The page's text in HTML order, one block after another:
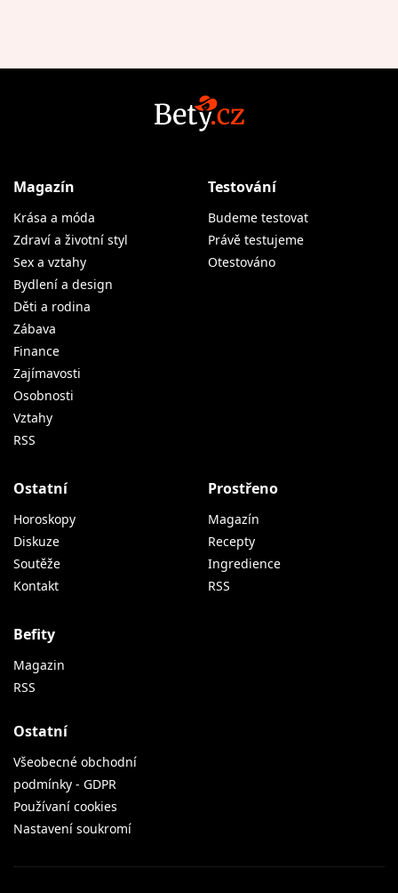
Magazín
Krása a móda
Zdraví a životní styl
Sex a vztahy
Bydlení a design
Děti a rodina
Zábava
Finance
Zajímavosti
Osobnosti
Vztahy
RSS
Testování
Budeme testovat
Právě testujeme
Otestováno
Ostatní
Horoskopy
Diskuze
Soutěže
Kontakt
Prostřeno
Magazín
Recepty
Ingredience
RSS
Befity
Magazin
RSS
Ostatní
Všeobecné obchodní
podmínky - GDPR
Používaní cookies
Nastavení soukromí